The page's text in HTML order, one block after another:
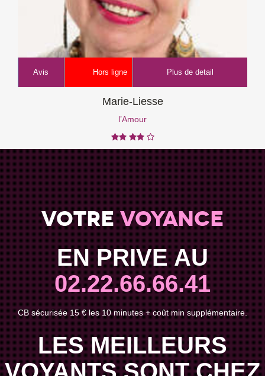
Avis Hors ligne Plus de detail
Marie-Liesse
l’Amour
Votrevoyance
EN PRIVE AU
02.22.66.66.41
CB sécurisée 15 € les 10 minutes + coût min supplémentaire.
LES MEILLEURS